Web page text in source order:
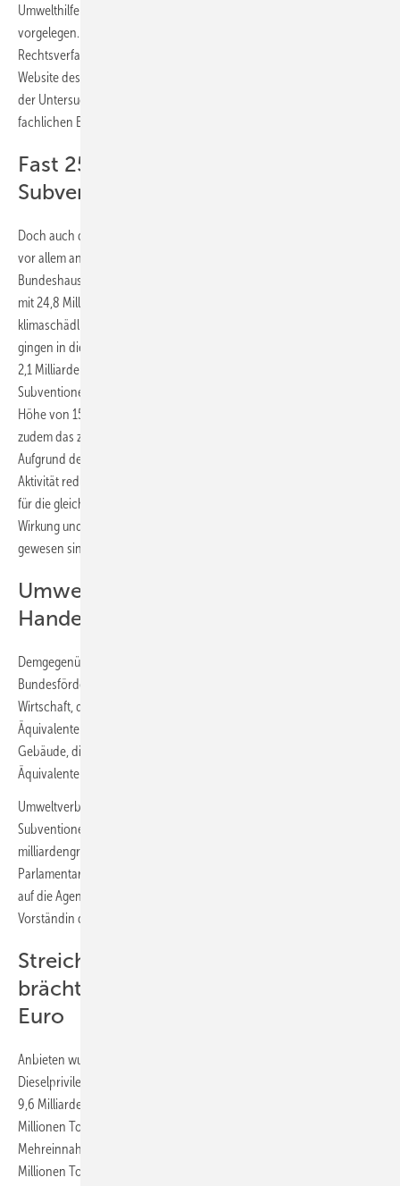
Umwelthilfe (DUH) hätten die Ergebnisse bereits im November
vorgelegen. Die Zahlen seien aber erst nach Einleitung eines
Rechtsverfahrens durch die DUH veröffentlicht worden. Auf der
Website des Öko-Instituts wird darauf hingewiesen, dass Abschluss
der Untersuchung am 10. November 2023 und Abschluss der
fachlichen Bearbeitung zum 31. Juli 2024 erfolgte.
Fast 25 Milliarden klimaschädliche
Subventionen für den Verkehrssektor
Doch auch der Inhalt der Studie gibt reichlich Anlass zur Diskussion –
vor allem angesichts der fehlenden Milliarden im kommenden
Bundeshaushalt und gefährdeter Klimaschutzziele. So flossen 2020
mit 24,8 Milliarden Euro die meisten staatlichen Begünstigungen mit
klimaschädlicher Wirkung in den Verkehrssektor. 4,1 Milliarden Euro
gingen in die Industrie, 4,7 Milliarden Euro in die Landwirtschaft und
2,1 Milliarden Euro in den Energiesektor. Insgesamt verursachen diese
Subventionen und Zuschüsse bis 2030 klimaschädliche Emissionen in
Höhe von 156 Millionen Tonnen CO2-Äquivalenten. Zu beachten sei
zudem das zugrundegelegte Jahr 2020, schreiben die Autoren:
Aufgrund der Covid-19-Pandemie waren Reisen und wirtschaftliche
Aktivität reduziert, „sodass die Mindereinnahmen bzw. Haushaltsmittel
für die gleichen staatlichen Begünstigungen mit klimaschädlicher
Wirkung und weiteren Maßnahmen in anderen Jahren als 2020 höher
gewesen sind“.
Umweltverbände mahnen schnelles
Handeln an
Demgegenüber stehen klimafreundliche Subventionen, wie etwa die
Bundesförderung für Energie- und Ressourceneffizienz in der
Wirtschaft, die bis 2030 insgesamt 40,4 Millionen Tonnen CO
Äquivalente einspart oder die Bundesförderung für effiziente
Gebäude, die bis 2030 insgesamt 53,6 Millionen Tonnen CO
Äquivalente reduziert.
Umweltverbände fordern, jetzt vor allem Verkehrssektor
Subventionen zu streichen. „Angesichts der weiterhin
milliardengroßen Haushaltslücke ist es jetzt an den
Parlamentarier:innen, die umweltschädlichen Subventionen endlich
auf die Agenda zu setzen“, sagt Carolin Schenuit, geschäftsführende
Vorständin des Forums Öko-Sozial Marktwirtschaft (FÖS).
Streichen des Dienstwagenprivilegs
brächte jährlich gut sechs Milliarden
Euro
Anbieten wurden sich da zum Beispiel die Streichung des
Dieselprivilegs (-25,7 Millionen Tonnen CO2e bis 2030 und jährlich
9,6 Milliarden Euro zusätzlich), des Dienstwagenprivilegs (-7,89
Millionen Tonnen CO2e bis 2030 und 6,1 Milliarden Euro
Mehreinnahmen jährlich) oder der Entfernungspauschale (-16,41
Millionen Tonnen CO2e und jährlich 5,3 Milliarden Euro